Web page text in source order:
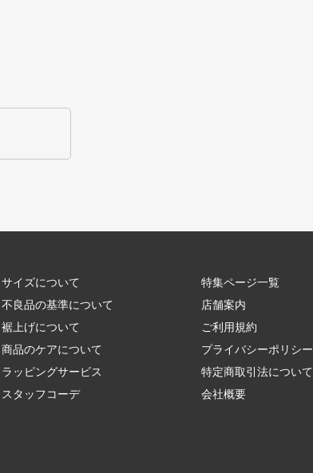
サイズについて
不良品の基準について
裾上げについて
商品のケアについて
ラッピングサービス
スタッフコーデ
特集ページ一覧
店舗案内
ご利用規約
プライバシーポリシー
特定商取引法について
会社概要